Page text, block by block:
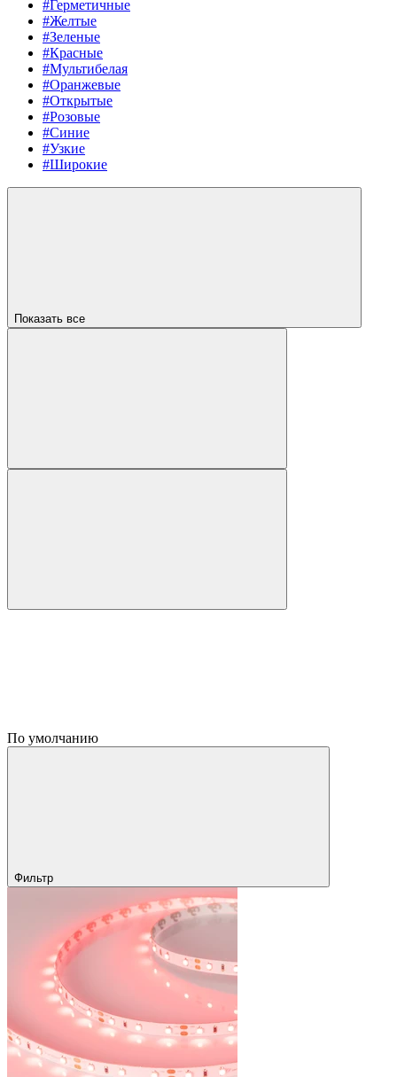
#Герметичные
#Желтые
#Зеленые
#Красные
#Мультибелая
#Оранжевые
#Открытые
#Розовые
#Синие
#Узкие
#Широкие
Показать все
По умолчанию
Фильтр